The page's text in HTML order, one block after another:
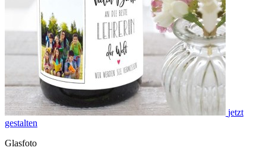
jetzt
gestalten
Glasfoto